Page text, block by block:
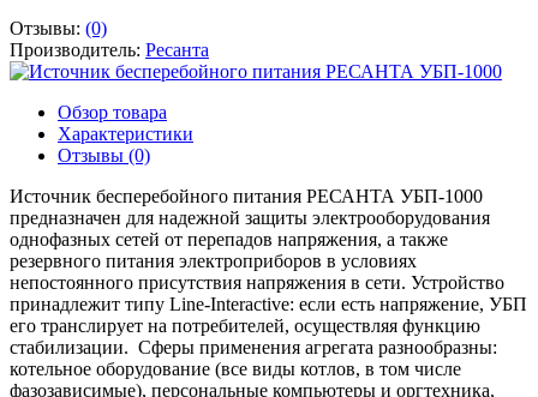
Отзывы: (0)
Производитель: Ресанта
Обзор товара
Характеристики
Отзывы (0)
Источник бесперебойного питания РЕСАНТА УБП-1000
предназначен для надежной защиты электрооборудования
однофазных сетей от перепадов напряжения, а также
резервного питания электроприборов в условиях
непостоянного присутствия напряжения в сети. Устройство
принадлежит типу Line-Interactive: если есть напряжение, УБП
его транслирует на потребителей, осуществляя функцию
стабилизации. Сферы применения агрегата разнообразны:
котельное оборудование (все виды котлов, в том числе
фазозависимые), персональные компьютеры и оргтехника,